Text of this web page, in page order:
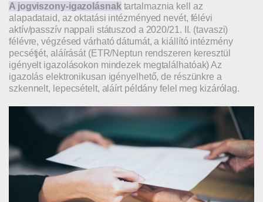
A jogviszony-igazolásnaktartalmaznia kell az
alapadataid, az oktatási intézményed nevét, félévi
aktív/passzív nappali státuszod a 2020/21. II. (tavaszi)
félévre, végzésed várható dátumát, a kiállító intézmény
pecsétjét, aláírását (ETR/Neptun rendszeren keresztül
igényelt igazolásokon mindezek megtalálhatóak) Az
igazolás elektronikusan igényelhető, de részünkre a
szkennelt, lepecsételt, aláírt példány felel meg kizárólag.